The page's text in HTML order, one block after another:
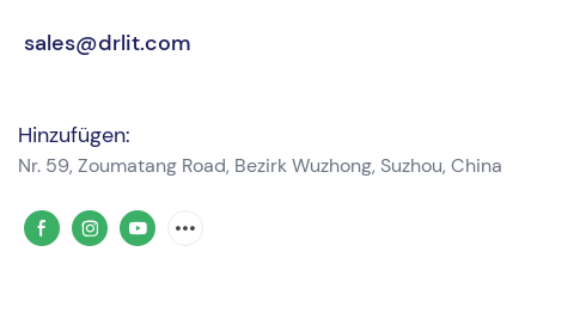
sales@drlit.com
Hinzufügen:
Nr. 59, Zoumatang Road, Bezirk Wuzhong, Suzhou, China